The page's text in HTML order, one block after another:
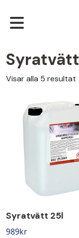
Syratvätt
Visar alla 5 resultat
Syratvätt 25l
989kr